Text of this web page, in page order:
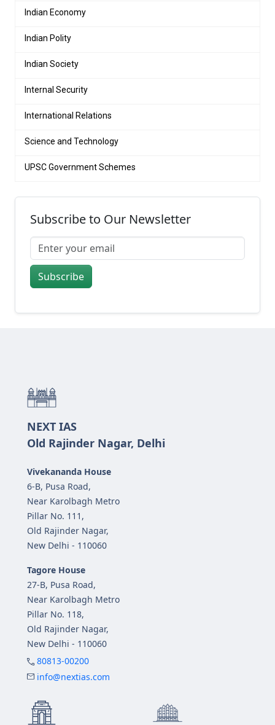
Indian Economy
Indian Polity
Indian Society
Internal Security
International Relations
Science and Technology
UPSC Government Schemes
Subscribe to Our Newsletter
Subscribe
NEXT IAS
Old Rajinder Nagar, Delhi
Vivekananda House
6-B, Pusa Road,
Near Karolbagh Metro
Pillar No. 111,
Old Rajinder Nagar,
New Delhi - 110060
Tagore House
27-B, Pusa Road,
Near Karolbagh Metro
Pillar No. 118,
Old Rajinder Nagar,
New Delhi - 110060
80813-00200
info@nextias.com